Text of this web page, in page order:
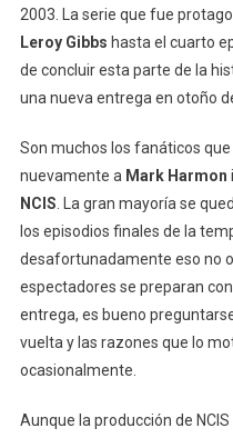
2003. La serie que fue
Leroy Gibbs hasta el cuarto
de concluir esta parte de la
una nueva entrega en otoño
Son muchos los fanáticos
nuevamente a Mark Harmon
NCIS . La gran mayoría se
los episodios finales de la
desafortunadamente eso no
espectadores se preparan
entrega, es bueno
vuelta y las razones que lo
ocasionalmente.
Aunque la producción de